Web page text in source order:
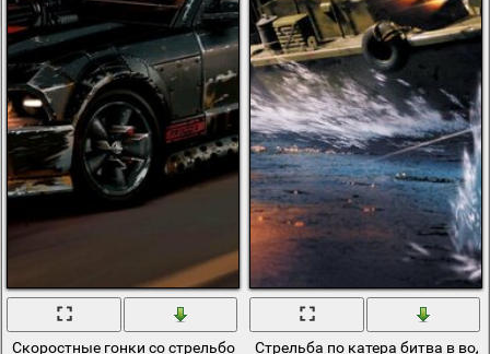
Скоростные гонки со стрельбой и взывамиСтрельба по катера битва в